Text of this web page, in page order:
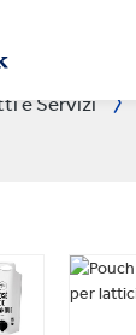
e Servizi